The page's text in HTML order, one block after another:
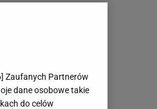
] Zaufanych Partnerów
dane osobowe takie
do celów